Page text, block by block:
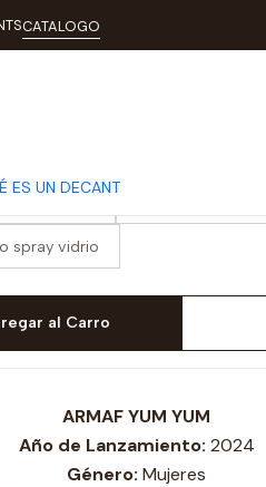
ES UN DECANT
CATALOGO
Yum
spray vidrio
al Carro
ARMAF YUM YUM
Año de Lanzamiento: 2024
Género: Mujeres